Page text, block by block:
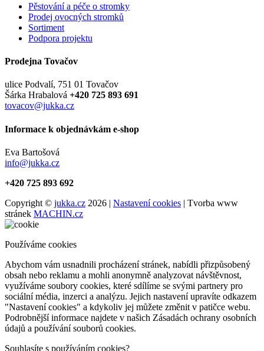
Pěstování a péče o stromky
Prodej ovocných stromků
Sortiment
Podpora projektu
Prodejna Tovačov
ulice Podvalí, 751 01 Tovačov
Šárka Hrabalová +420 725 893 691
tovacov@jukka.cz
Informace k objednávkám e-shop
Eva Bartošová
info@jukka.cz
+420 725 893 692
Copyright © jukka.cz 2026 | Nastavení cookies | Tvorba www
stránek MACHIN.cz
Používáme cookies
Abychom vám usnadnili procházení stránek, nabídli přizpůsobený
obsah nebo reklamu a mohli anonymně analyzovat návštěvnost,
využíváme soubory cookies, které sdílíme se svými partnery pro
sociální média, inzerci a analýzu. Jejich nastavení upravíte odkazem
"Nastavení cookies" a kdykoliv jej můžete změnit v patičce webu.
Podrobnější informace najdete v našich Zásadách ochrany osobních
údajů a používání souborů cookies.
Souhlasíte s používáním cookies?